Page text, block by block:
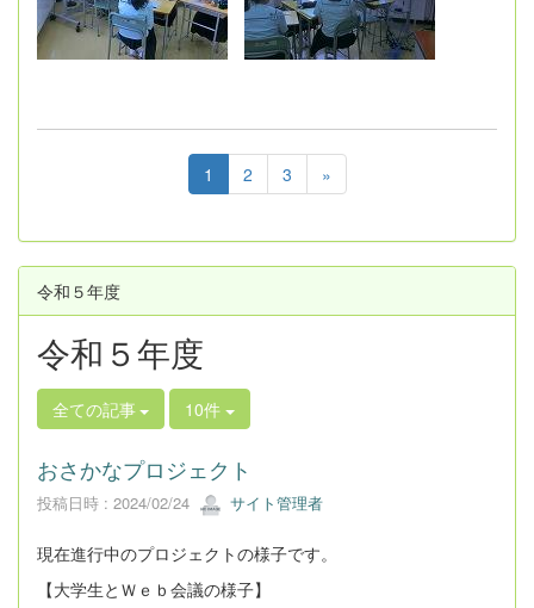
1 2 3 »
令和５年度
令和５年度
全ての記事 10件
おさかなプロジェクト
投稿日時 : 2024/02/24 サイト管理者
現在進行中のプロジェクトの様子です。
【大学生とＷｅｂ会議の様子】